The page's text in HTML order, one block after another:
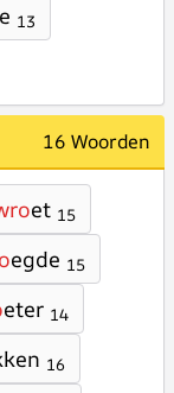
13
16 Woorden
et 15
egde 15
eter 14
16